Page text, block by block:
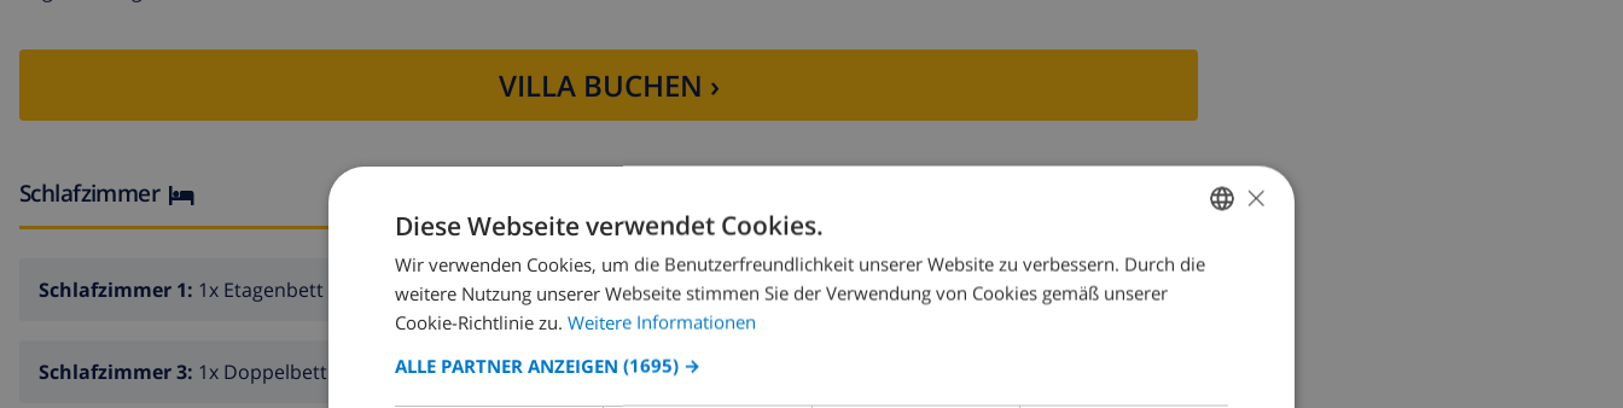
Wohnküche mit Gasherd, Elektroofen, Mikrowelle, Geschirrspülmaschine, Kühl-Gefrierkombination, Kaffeemaschine,
Wasserkocher, Mixer, Brotröster und Entsafter
Schlafzimmer und Badezimmer
2 Schlafzimmer, jedes mit Doppelbett und Deckenventilatoren
VILLA BUCHEN ›
Schlafzimmer
Schlafzimmer 1: 1x Etagenbett Schlafzimmer 2:1x Doppelbett
Schlafzimmer 3: 1x Doppelbett
GERMAN
DUTCH
×
Diese Webseite verwendet Cookies.
Wir verwenden Cookies, um die Benutzerfreundlichkeit unserer Website zu verbessern. Durch die
weitere Nutzung unserer Webseite stimmen Sie der Verwendung von Cookies gemäß unserer
Cookie-Richtlinie zu. Weitere Informationen
ALLE PARTNER ANZEIGEN (1695) →